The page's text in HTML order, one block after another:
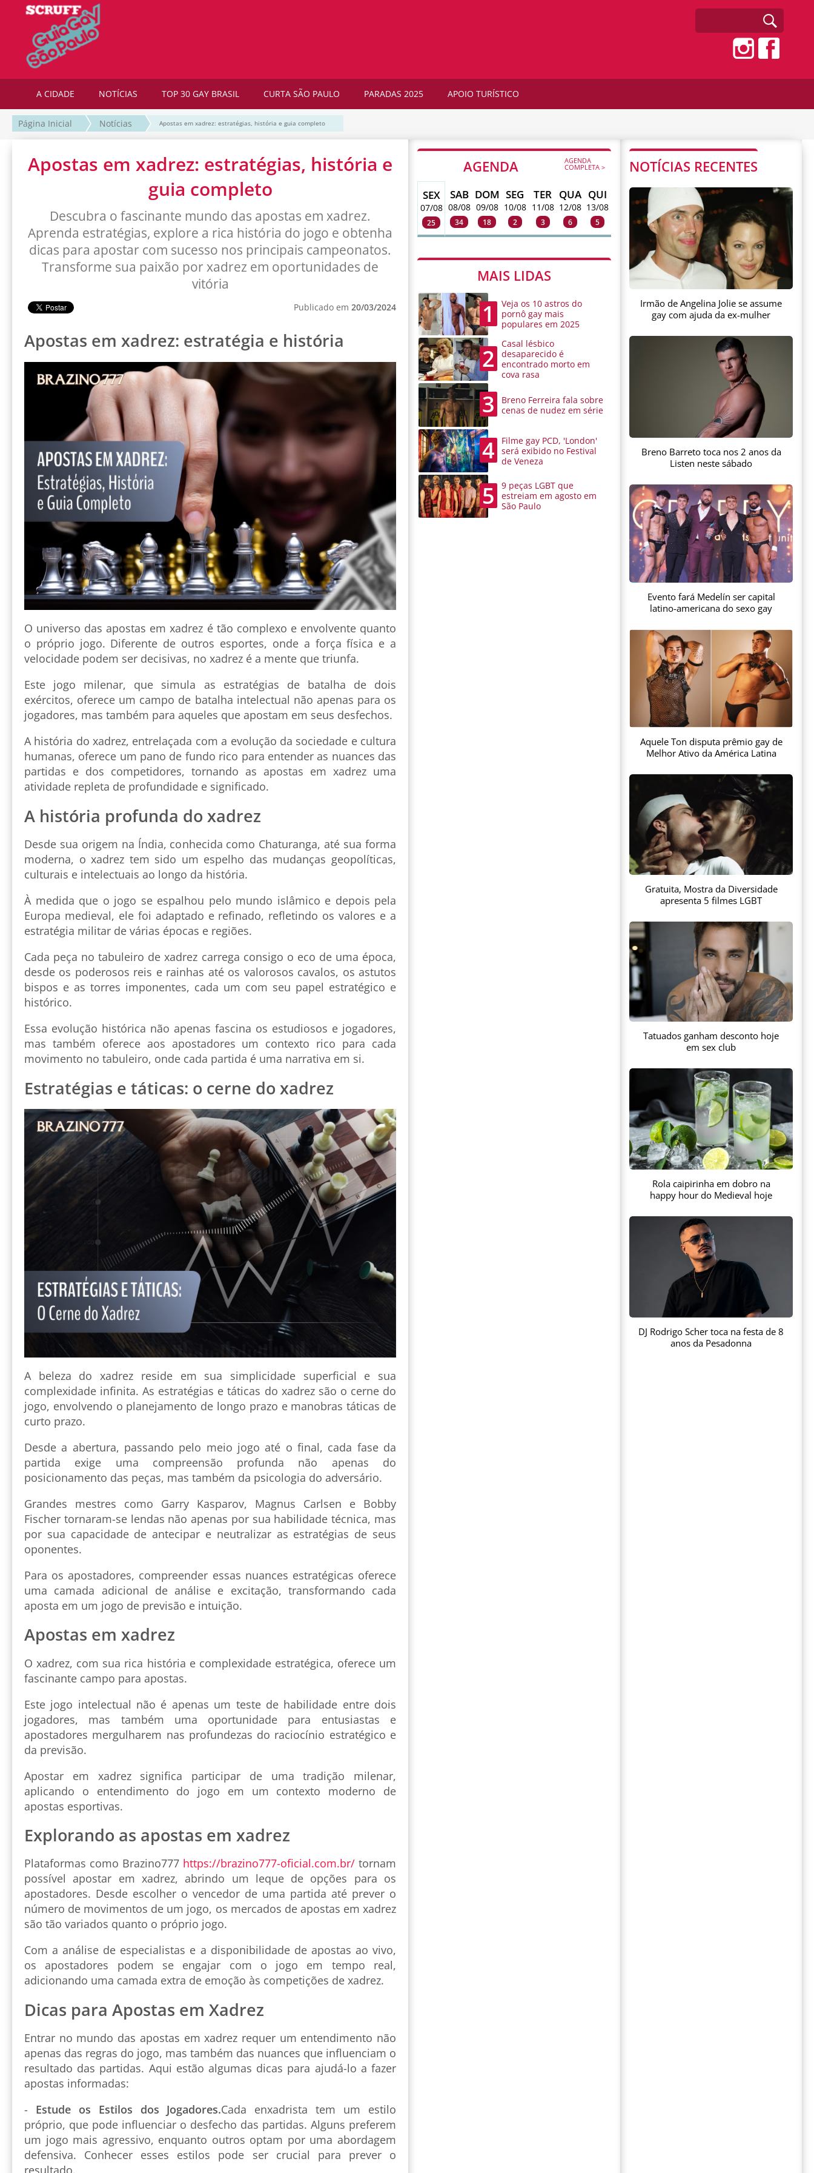
A CIDADE NOTÍCIAS TOP 30 GAY BRASIL CURTA SÃO PAULO PARADAS 2025 APOIO TURÍSTICO
Página Inicial Notícias Apostas em xadrez: estratégias, história e guia completo
Apostas em xadrez: estratégias, história e
guia completo
Descubra o fascinante mundo das apostas em xadrez.
Aprenda estratégias, explore a rica história do jogo e obtenha
dicas para apostar com sucesso nos principais campeonatos.
Transforme sua paixão por xadrez em oportunidades de
vitória
Publicado em 20/03/2024
Apostas em xadrez: estratégia e história
O universo das apostas em xadrez é tão complexo e envolvente quanto
o próprio jogo. Diferente de outros esportes, onde a força física e a
velocidade podem ser decisivas, no xadrez é a mente que triunfa.
Este jogo milenar, que simula as estratégias de batalha de dois
exércitos, oferece um campo de batalha intelectual não apenas para os
jogadores, mas também para aqueles que apostam em seus desfechos.
A história do xadrez, entrelaçada com a evolução da sociedade e cultura
humanas, oferece um pano de fundo rico para entender as nuances das
partidas e dos competidores, tornando as apostas em xadrez uma
atividade repleta de profundidade e significado.
A história profunda do xadrez
Desde sua origem na Índia, conhecida como Chaturanga, até sua forma
moderna, o xadrez tem sido um espelho das mudanças geopolíticas,
culturais e intelectuais ao longo da história.
À medida que o jogo se espalhou pelo mundo islâmico e depois pela
Europa medieval, ele foi adaptado e refinado, refletindo os valores e a
estratégia militar de várias épocas e regiões.
Cada peça no tabuleiro de xadrez carrega consigo o eco de uma época,
desde os poderosos reis e rainhas até os valorosos cavalos, os astutos
bispos e as torres imponentes, cada um com seu papel estratégico e
histórico.
Essa evolução histórica não apenas fascina os estudiosos e jogadores,
mas também oferece aos apostadores um contexto rico para cada
movimento no tabuleiro, onde cada partida é uma narrativa em si.
Estratégias e táticas: o cerne do xadrez
A beleza do xadrez reside em sua simplicidade superficial e sua
complexidade infinita. As estratégias e táticas do xadrez são o cerne do
jogo, envolvendo o planejamento de longo prazo e manobras táticas de
curto prazo.
Desde a abertura, passando pelo meio jogo até o final, cada fase da
partida exige uma compreensão profunda não apenas do
posicionamento das peças, mas também da psicologia do adversário.
Grandes mestres como Garry Kasparov, Magnus Carlsen e Bobby
Fischer tornaram-se lendas não apenas por sua habilidade técnica, mas
por sua capacidade de antecipar e neutralizar as estratégias de seus
oponentes.
Para os apostadores, compreender essas nuances estratégicas oferece
uma camada adicional de análise e excitação, transformando cada
aposta em um jogo de previsão e intuição.
Apostas em xadrez
O xadrez, com sua rica história e complexidade estratégica, oferece um
fascinante campo para apostas.
Este jogo intelectual não é apenas um teste de habilidade entre dois
jogadores, mas também uma oportunidade para entusiastas e
apostadores mergulharem nas profundezas do raciocínio estratégico e
da previsão.
Apostar em xadrez significa participar de uma tradição milenar,
aplicando o entendimento do jogo em um contexto moderno de
apostas esportivas.
Explorando as apostas em xadrez
Plataformas como Brazino777 https://brazino777-oficial.com.br/ tornam
possível apostar em xadrez, abrindo um leque de opções para os
apostadores. Desde escolher o vencedor de uma partida até prever o
número de movimentos de um jogo, os mercados de apostas em xadrez
são tão variados quanto o próprio jogo.
Com a análise de especialistas e a disponibilidade de apostas ao vivo,
os apostadores podem se engajar com o jogo em tempo real,
adicionando uma camada extra de emoção às competições de xadrez.
Dicas para Apostas em Xadrez
Entrar no mundo das apostas em xadrez requer um entendimento não
apenas das regras do jogo, mas também das nuances que influenciam o
resultado das partidas. Aqui estão algumas dicas para ajudá-lo a fazer
apostas informadas:
- Estude os Estilos dos Jogadores.Cada enxadrista tem um estilo
próprio, que pode influenciar o desfecho das partidas. Alguns preferem
um jogo mais agressivo, enquanto outros optam por uma abordagem
defensiva. Conhecer esses estilos pode ser crucial para prever o
resultado.
AGENDA AGENDA
COMPLETA >
SEX
07/08
25
SAB
08/08
34
DOM
09/08
18
SEG
10/08
2
TER
11/08
3
QUA
12/08
6
QUI
13/08
5
MAIS LIDAS
1
Veja os 10 astros do
pornô gay mais
populares em 2025
2
Casal lésbico
desaparecido é
encontrado morto em
cova rasa
3
Breno Ferreira fala sobre
cenas de nudez em série
4
Filme gay PCD, 'London'
será exibido no Festival
de Veneza
5
9 peças LGBT que
estreiam em agosto em
São Paulo
NOTÍCIAS RECENTES
Irmão de Angelina Jolie se assume
gay com ajuda da ex-mulher
Breno Barreto toca nos 2 anos da
Listen neste sábado
Evento fará Medelín ser capital
latino-americana do sexo gay
Aquele Ton disputa prêmio gay de
Melhor Ativo da América Latina
Gratuita, Mostra da Diversidade
apresenta 5 filmes LGBT
Tatuados ganham desconto hoje
em sex club
Rola caipirinha em dobro na
happy hour do Medieval hoje
DJ Rodrigo Scher toca na festa de 8
anos da Pesadonna